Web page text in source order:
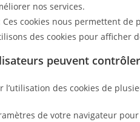
nos services.
Ces cookies nous permettent de
des cookies pour afficher
peuvent
l’utilisation des cookies de
de votre navigateur